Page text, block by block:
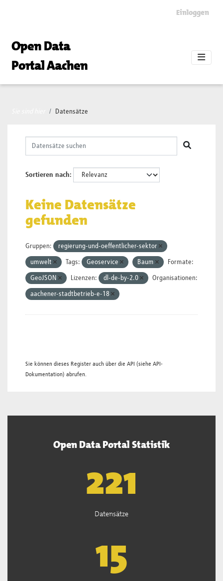
Einloggen
Open Data
Portal Aachen
Datensätze
Sortieren nach
Keine Datensätze
gefunden
Gruppen: regierung-und-oeffentlicher-sektor
umwelt Tags: Geoservice Baum Formate:
GeoJSON Lizenzen: dl-de-by-2.0 Organisationen:
aachener-stadtbetrieb-e-18
Sie können dieses Register auch über die API (siehe API-
Dokumentation) abrufen.
Open Data Portal Statistik
222
Datensätze
15